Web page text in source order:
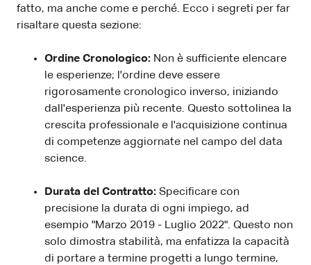
fatto, ma anche come e perché. Ecco i segreti per far
risaltare questa sezione:
Ordine Cronologico: Non è sufficiente elencare
le esperienze; l'ordine deve essere
rigorosamente cronologico inverso, iniziando
dall'esperienza più recente. Questo sottolinea la
crescita professionale e l'acquisizione continua
di competenze aggiornate nel campo del data
science.
Durata del Contratto: Specificare con
precisione la durata di ogni impiego, ad
esempio "Marzo 2019 - Luglio 2022". Questo non
solo dimostra stabilità, ma enfatizza la capacità
di portare a termine progetti a lungo termine,